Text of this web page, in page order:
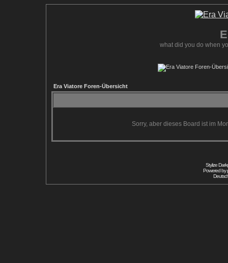
what did you do when
Era Viatore Foren-Übersicht
Sorry, aber dieses Board ist im
Stylize
Powered by